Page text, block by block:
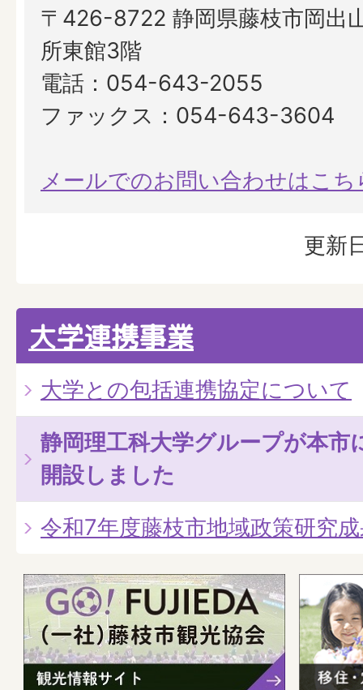
〒426-8722 静岡県藤枝市岡出
所東館3階
電話：054-643-2055
ファックス：054-643-3604
メールでのお問い合わせはこち
更新
大学連携事業
大学との包括連携協定について
静岡理工科大学グループが本市
開設しました
令和7年度藤枝市地域政策研究